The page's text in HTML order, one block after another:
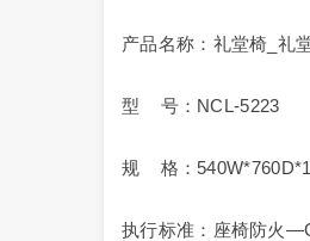
产品名称：礼堂椅_礼
型 号：NCL-5223
规 格：
执行标准：座椅防火